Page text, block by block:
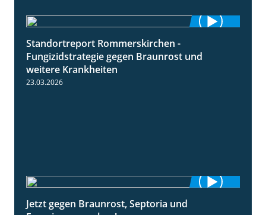
Standortreport Rommerskirchen -
Fungizidstrategie gegen Braunrost und
weitere Krankheiten
23.03.2026
Jetzt gegen Braunrost, Septoria und